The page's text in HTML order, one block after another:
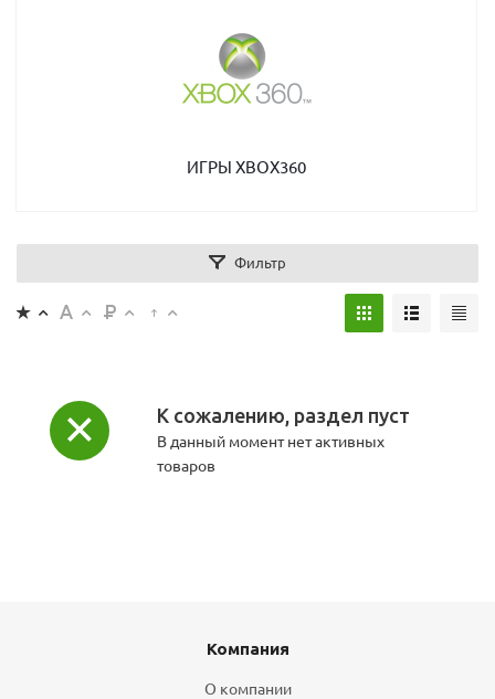
ИГРЫ XBOX360
Фильтр
К сожалению, раздел пуст
В данный момент нет активных
товаров
Компания
О компании